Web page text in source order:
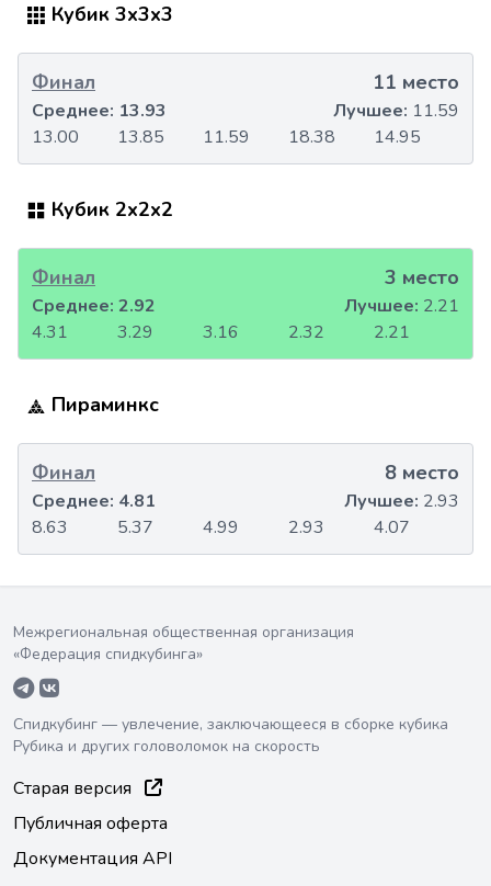
Кубик 3x3x3
Финал 11 место
13.00 13.85 11.59 18.38 14.95
Среднее: 13.93 Лучшее: 11.59
Кубик 2x2x2
Финал 3 место
4.31 3.29 3.16 2.32 2.21
Среднее: 2.92 Лучшее: 2.21
Пираминкс
Финал 8 место
8.63 5.37 4.99 2.93 4.07
Среднее: 4.81 Лучшее: 2.93
Межрегиональная общественная организация
«Федерация спидкубинга»
Спидкубинг — увлечение, заключающееся в сборке кубика
Рубика и других головоломок на скорость
Старая версия
Публичная оферта
Документация API